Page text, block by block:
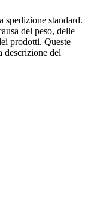
spedizione standard.
del peso, delle
prodotti. Queste
descrizione del